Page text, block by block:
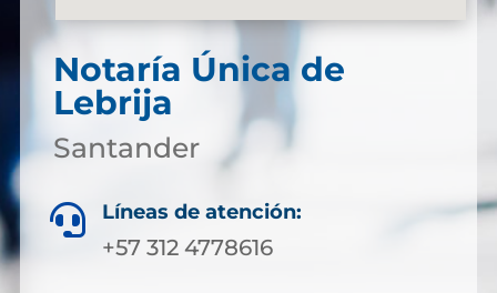
Notaría Única de
Lebrija
Santander
 Líneas de atención:
+57 312 4778616